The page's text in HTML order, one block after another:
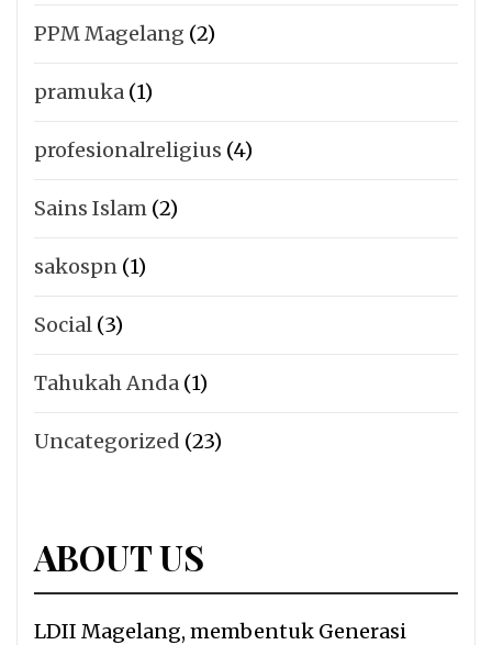
PPM Magelang (2)
pramuka (1)
profesionalreligius (4)
Sains Islam (2)
sakospn (1)
Social (3)
Tahukah Anda (1)
Uncategorized (23)
ABOUT US
LDII Magelang, membentuk Generasi